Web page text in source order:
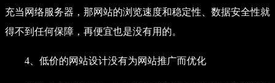
充当网络服务器，那网站的浏览速度和稳定性、数据安全性就
得不到任何保障，再便宜也是没有用的。
4、低价的网站设计没有为网站推广而优化